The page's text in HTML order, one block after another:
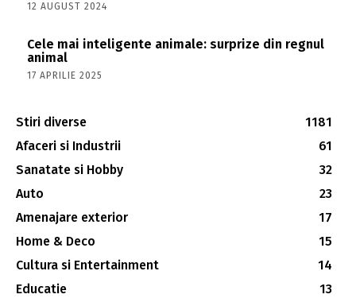
12 AUGUST 2024
Cele mai inteligente animale: surprize din regnul
animal
17 APRILIE 2025
Stiri diverse
1181
Afaceri si Industrii
61
Sanatate si Hobby
32
Auto
23
Amenajare exterior
17
Home & Deco
15
Cultura si Entertainment
14
Educatie
13